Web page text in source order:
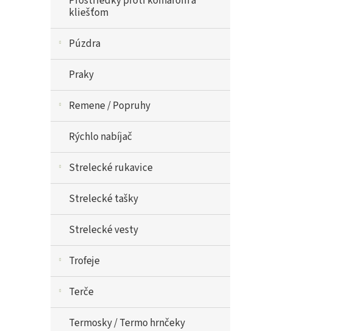
kliešťom
Púzdra
Praky
Remene / Popruhy
Rýchlo nabíjač
Strelecké rukavice
Strelecké tašky
Strelecké vesty
Trofeje
Terče
Termosky / Termo hrnčeky